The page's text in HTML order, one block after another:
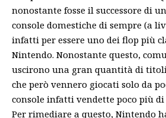
nonostante fosse il successore di
console domestiche di sempre (a
infatti per essere uno dei flop più
Nintendo. Nonostante questo,
uscirono una gran quantità di
che però vennero giocati solo da
console infatti vendette poco più di
Per rimediare a questo, Nintendo